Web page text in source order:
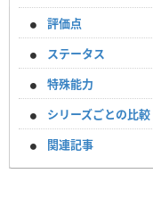
評価点
ステータス
特殊能力
シリーズごとの比較
関連記事